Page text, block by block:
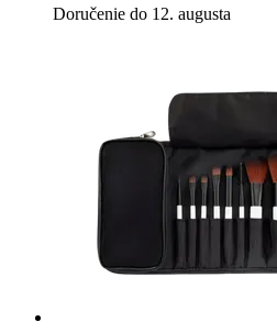
Doručenie do 12. augusta